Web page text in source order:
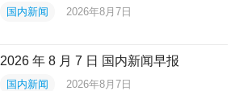
国内新闻 2026年8月7日
2026 年 8 月 7 日 国内新闻早报
国内新闻 2026年8月7日